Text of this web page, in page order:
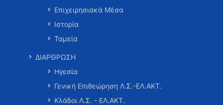
Επιχειρησιακά Μέσα
Ιστορία
Ταμεία
ΔΙΑΡΘΡΩΣΗ
Ηγεσία
Γενική Επιθεώρηση Λ.Σ.-ΕΛ.ΑΚΤ.
Κλάδοι Λ.Σ. - ΕΛ.ΑΚΤ.